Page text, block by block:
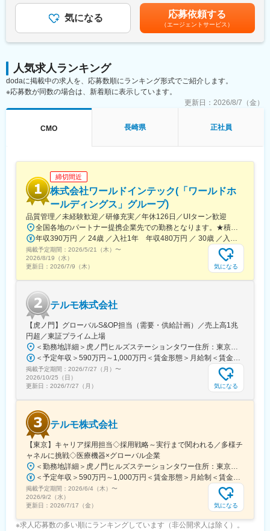
・担当製品の販売活動、各種販促イベントの企画運営
・製品適正使用のための技術サポート（手術の立会いあり）
・製品適正使用に必要となる文献・資料・製品関連情報の提供
■担当製品：
心臓や下肢の血管の病気に対し、カテーテルを用いて治療する
「バスキュラーインターベンション（血管内カテーテル治療）」
肝臓がんの化学療法「インターベンショナルオンコロジー」に関
医師が求める操作性や品質を追求するとともに、患者さんの身体
https://www.terumo.co.jp/business/tis
■配属エリア：
国内支店のいずれかの配属となります。それぞれ在籍拠点をベー
スにチームでエリアを担当しています。業務を通じた「感動」と
「成長」を大事にする職場でチーム活動を重視した風土です。
■担当に関して：
大学病院などの基幹病院を担当いただきます。
■仕事の魅力：
治療部位や手順に合わせて多様な製品を展開する中で、患者さん
には治療効果とQOLの向上を、ドクターには手技において最大限
のパフォーマンスを発揮できる製品を提供することを目指してい
ます。中でもMRは製品情報提供のみならず、販売した医療機器が
安全に使用されるために研修会を開催しり、使用にあたってのト
レーニングの機会を提供するなど重要な役割を担っているため、
やりがいを感じられます。
はあくまでも目安の金額であり、選考を通じて上下する可能性が
あります。月給(月額)は固定手当を含めた表記です。
気になる 応募依頼する
（エージェントサービス）
人気求人ランキング
dodaに掲載中の求人を、応募数順にランキング形式でご紹介します。
※応募数が同数の場合は、新着順に表示しています。
更新日： 2026/8/7（金）
CMO 長崎県 正社員
締切間近
株式会社ワールドインテック(「ワールドホ
ールディングス」グループ)
品質管理／未経験歓迎／研修充実／年休126日／UIターン歓迎
全国各地のパートナー提携企業先での勤務となります。★積極採用中エリア東京・神奈川・千葉・埼玉・大阪・京都・滋賀・兵庫・愛知・三重・福岡※北海道・沖縄県を除く45都府県に多彩なプロジェクトを用意。※勤務地は希望を最大限考慮して決定します。※U・Iターン歓迎！住宅補助あり（月6万7000円まで会社補助）＼NEW！エリア制度導入／全国でスキルを伸ばしたい方も、好きな場所で研究をしたい方も、ご希望をお聞かせください！詳細は選考時にご案内いたします。【配属先企業の一例】中外製薬株式会社中外製薬工業株式会社株式会社明治堺化学工業株式会社日本化薬株式会社日東電工株式会社 豊橋事業所ニプロファーマ株式会社 大舘工場株式会社カネカ株式会社DNPファインケミカル宇都宮株式会社中外医科学研究所東邦チタニウム株式会社高田製薬株式会社株式会社理研ジェネシス株式会社マテリアルゲート三井化学EMS株式会社株式会社エネコート 他
年収390万円 ／ 24歳 ／入社1年 年収480万円 ／ 30歳 ／入社6年
掲載予定期間： 2026/5/21（木） 〜
2026/8/19（水）
更新日： 2026/7/9（木） 気になる
テルモ株式会社
【虎ノ門】グローバルS&OP担当（需要・供給計画）／売上高1兆
円超／東証プライム上場
＜勤務地詳細＞虎ノ門ヒルズステーションタワー住所：東京都港区虎ノ門２丁目６－１ 虎ノ門ヒルズ ステーションタワー 受動喫煙対策：敷地内喫煙可能場所あり変更の範囲：会社の定める事業所
＜予定年収＞590万円～1,000万円＜賃金形態＞月給制＜賃金内訳＞月額（基本給）：279,000円～534,000円＜月給＞279,000円～534,000円＜昇給有無＞有＜残業手当＞有＜給与補足＞※上記年収はあくまでも目安の金額であり、選考を通じて経験、能力等を考慮し同社規定により決定します。■賞与あり（年2回）■昇給・昇格あり（年1回）■職位：一般職～主任職賃金はあくまでも目安の金額であり、選考を通じて上下する可能性があります。月給(月額)は固定手当を含めた表記です。
掲載予定期間： 2026/7/27（月） 〜
2026/10/25（日）
更新日： 2026/7/27（月） 気になる
テルモ株式会社
【東京】キャリア採用担当◇採用戦略～実行まで関われる／多様チ
ャネルに挑戦◇医療機器×グローバル企業
＜勤務地詳細＞虎ノ門ヒルズステーションタワー住所：東京都港区虎ノ門２丁目６－１ 虎ノ門ヒルズ ステーションタワー 受動喫煙対策：敷地内喫煙可能場所あり変更の範囲：会社の定める事業所
＜予定年収＞590万円～1,000万円＜賃金形態＞月給制＜賃金内訳＞月額（基本給）：279,000円～534,000円＜月給＞279,000円～534,000円＜昇給有無＞有＜残業手当＞有＜給与補足＞※年収はご経験やスキルを考慮し決定いたします。■賞与：年2回■昇給：年1回■職位：一般職～主任職賃金はあくまでも目安の金額であり、選考を通じて上下する可能性があります。月給(月額)は固定手当を含めた表記です。
掲載予定期間： 2026/6/4（木） 〜
2026/9/2（水）
更新日： 2026/7/17（金） 気になる
※求人応募数の多い順にランキングしています（非公開求人は除く）。